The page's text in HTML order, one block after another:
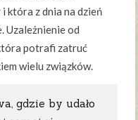
i która z dnia na dzień
Uzależnienie od
potrafi zatruć
wielu związków.
gdzie by udało